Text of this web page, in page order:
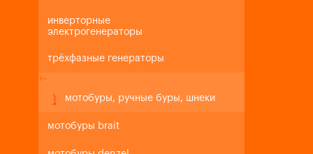
инверторные
электрогенераторы
трёхфазные генераторы
+-
мотобуры, ручные буры, шнеки
мотобуры brait